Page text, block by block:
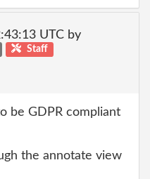
UTC by
Staff
be GDPR compliant
the annotate view